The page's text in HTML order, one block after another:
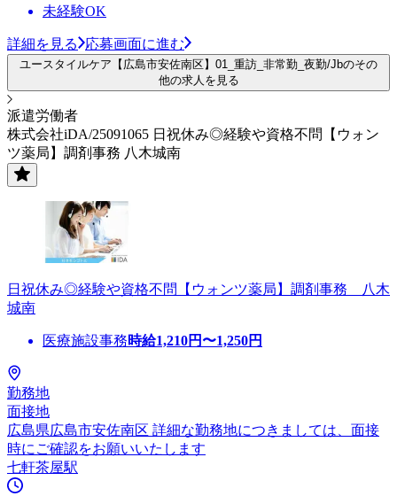
未経験OK
詳細を見る 応募画面に進む
ユースタイルケア【広島市安佐南区】01_重訪_非常勤_夜勤/Jbのその
他の求人を見る
派遣労働者
株式会社iDA/25091065 日祝休み◎経験や資格不問【ウォン
ツ薬局】調剤事務 八木城南
日祝休み◎経験や資格不問【ウォンツ薬局】調剤事務 八木
城南
医療施設事務時給1,210円〜1,250円
勤務地
面接地
広島県広島市安佐南区 詳細な勤務地につきましては、面接
時にご確認をお願いいたします
七軒茶屋駅